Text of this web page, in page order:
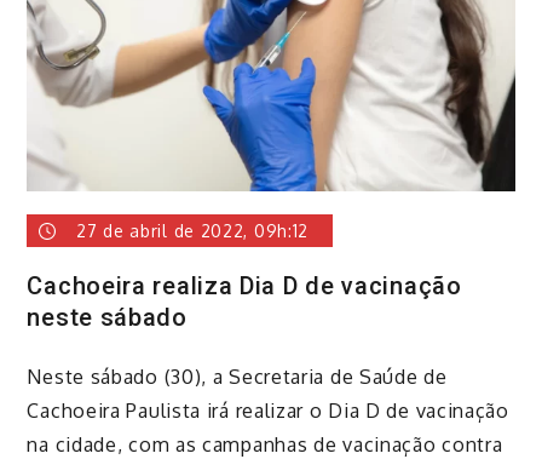
27 de abril de 2022, 09h:12
Cachoeira realiza Dia D de vacinação
neste sábado
​Neste sábado (30), a Secretaria de Saúde de
Cachoeira Paulista irá realizar o Dia D de vacinação
na cidade, com as campanhas de vacinação contra